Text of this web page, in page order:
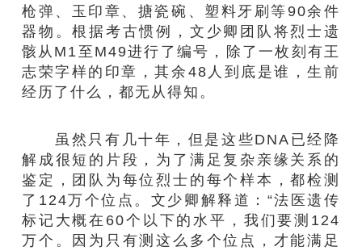
枪弹、玉印章、搪瓷碗、塑料牙刷等90余件
器物。根据考古惯例，文少卿团队将烈士遗
骸从M1至M49进行了编号，除了一枚刻有王
志荣字样的印章，其余48人到底是谁，生前
经历了什么，都无从得知。
虽然只有几十年，但是这些DNA已经降
解成很短的片段，为了满足复杂亲缘关系的
鉴定，团队为每位烈士的每个样本，都检测
了124万个位点。文少卿解释道：“法医遗传
标记大概在60个以下的水平，我们要测124
万个。因为只有测这么多个位点，才能满足